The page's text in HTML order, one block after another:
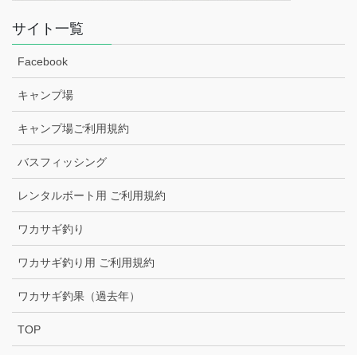
サイト一覧
Facebook
キャンプ場
キャンプ場ご利用規約
バスフィッシング
レンタルボート用 ご利用規約
ワカサギ釣り
ワカサギ釣り用 ご利用規約
ワカサギ釣果（過去年）
TOP